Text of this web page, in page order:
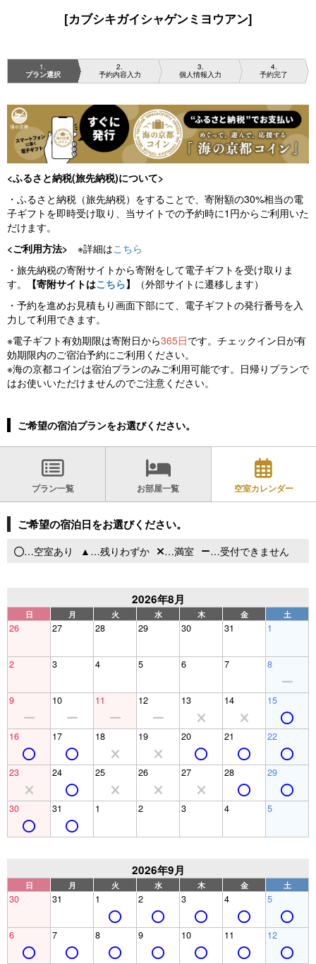
[カブシキガイシャゲンミヨウアン]
1
プラン選択
2
予約内容入力
3
個人情報入力
4
予約完了
<ふるさと納税(旅先納税)について>
・ふるさと納税（旅先納税）をすることで、寄附額の30%相当の電
子ギフトを即時受け取り、当サイトでの予約時に1円からご利用いた
だけます。
<ご利用方法> ※詳細はこちら
・旅先納税の寄附サイトから寄附をして電子ギフトを受け取りま
す。
【寄附サイトはこちら】
（外部サイトに遷移します）
・予約を進めお見積もり画面下部にて、電子ギフトの発行番号を入
力して利用できます。
※電子ギフト有効期限は寄附日から365日です。チェックイン日が有
効期限内のご宿泊予約にご利用ください。
※海の京都コインは宿泊プランのみご利用可能です。日帰りプランで
はお使いいただけませんのでご注意ください。
ご希望の宿泊プランをお選びください。
プラン一覧 お部屋一覧 空室カレンダー
ご希望の宿泊日をお選びください。
…空室あり …残りわずか …満室 …受付できません
2026年8月
日 月 火 水 木 金 土
26 27 28 29 30 31 1
2 3 4 5 6 7 8
9 10 11 12 13 14 15
16 17 18 19 20 21 22
23 24 25 26 27 28 29
30 31 1 2 3 4 5
2026年9月
日 月 火 水 木 金 土
30 31 1 2 3 4 5
6 7 8 9 10 11 12